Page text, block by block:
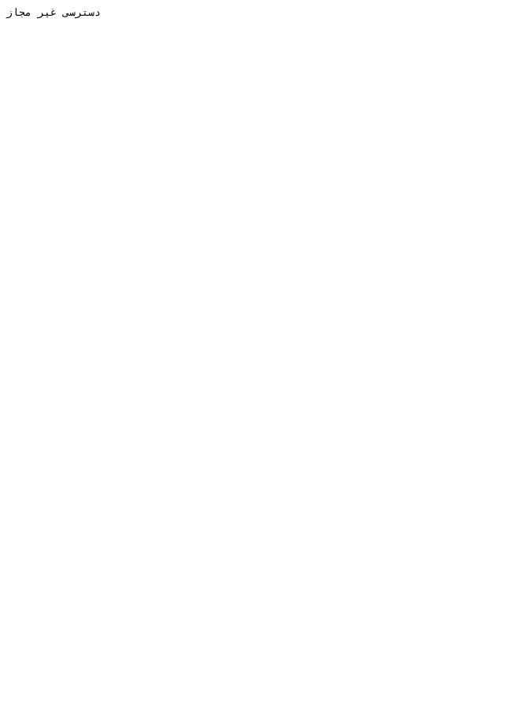
دسترسی غیر مجاز